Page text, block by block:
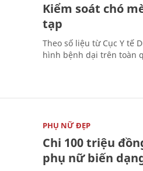
Kiểm soát chó
tạp
Theo số liệu từ Cục Y tế
hình bệnh dại trên toàn
PHỤ NỮ ĐẸP
Chi 100 triệu
phụ nữ biến